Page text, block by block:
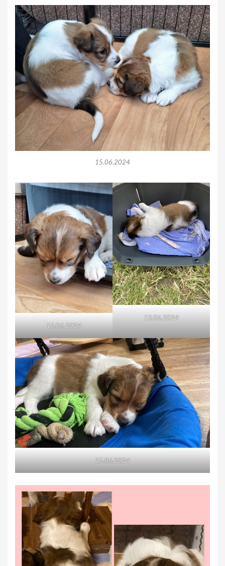
15.06.2024
15.06.2024
13.06.2024
15.06.2024